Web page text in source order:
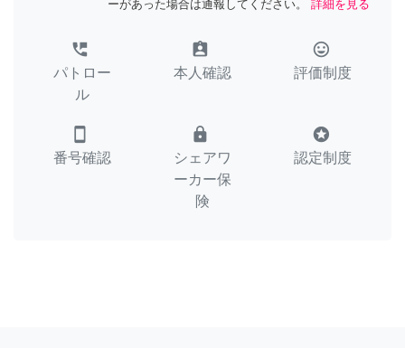
ーがあった場合は通報してください。 詳細を見る
perm_phone_msg
パトロー
ル
assignment_ind
本人確認
tag_faces
評価制度
smartphone
番号確認
lock
シェアワ
ーカー保
険
stars
認定制度